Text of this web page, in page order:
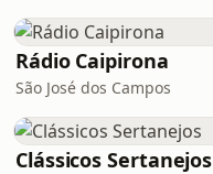
Rádio Caipirona
São José dos Campos
Clássicos Sertanejos